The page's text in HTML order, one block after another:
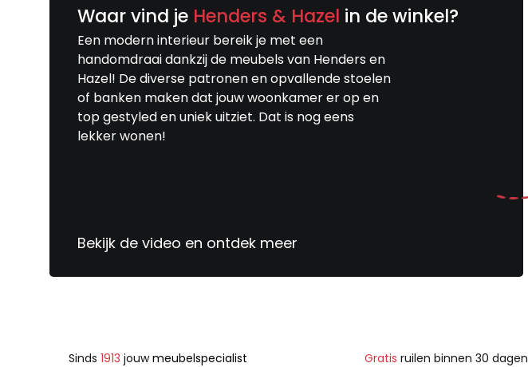
Waar vind je Henders & Hazel in de winkel?
Een modern interieur bereik je met een
handomdraai dankzij de meubels van Henders en
Hazel! De diverse patronen en opvallende stoelen
of banken maken dat jouw woonkamer er op en
top gestyled en uniek uitziet. Dat is nog eens
lekker wonen!
Bekijk de video en ontdek meer
Sinds 1913 jouwmeubelspecialist Gratis ruilen binnen 30 dagen